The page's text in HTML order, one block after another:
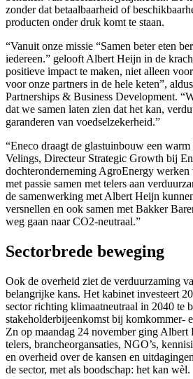
zonder dat betaalbaarheid of
producten onder druk komt te staan.
“Vanuit onze missie “Samen beter eten
iedereen.” gelooft Albert Heijn in de
positieve impact te maken, niet alleen
voor onze partners in de hele keten”,
Partnerships & Business Development.
dat we samen laten zien dat het kan,
garanderen van voedselzekerheid.”
“Eneco draagt de glastuinbouw een
Velings, Directeur Strategic Growth bij
dochteronderneming AgroEnergy werken
met passie samen met telers aan
de samenwerking met Albert Heijn
versnellen en ook samen met Bakker
weg gaan naar CO2-neutraal.”
Sectorbrede beweging
Ook de overheid ziet de verduurzaming
belangrijke kans. Het kabinet investeert
sector richting klimaatneutraal in 2040 te
stakeholderbijeenkomst bij komkommer-
Zn op maandag 24 november ging Albert
telers, brancheorgansaties, NGO’s,
en overheid over de kansen en
de sector, met als boodschap: het kan wèl.